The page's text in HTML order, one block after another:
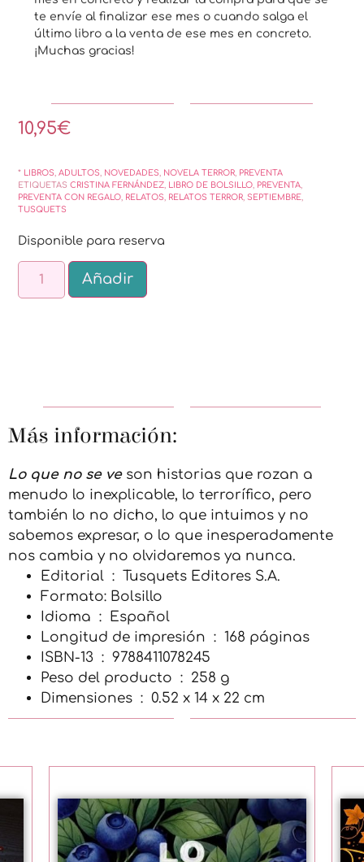
te envíe al finalizar ese mes o cuando salga el
último libro a la venta de ese mes en concreto.
¡Muchas gracias!
10,95€
* LIBROS ,ADULTOS NOVEDADES NOVELA TERROR PREVENTA
ETIQUETAS CRISTINA FERNÁNDEZ LIBRO DE BOLSILLO PREVENTA
PREVENTA CON REGALO RELATOS RELATOS TERROR ,SEPTIEMBRE
TUSQUETS
Disponible para reserva
Añadir
Más información:
Lo que no se veson historias que rozan a
menudo lo inexplicable, lo terrorífico, pero
también lo no dicho, lo que intuimos y no
sabemos expresar, o lo que inesperadamente
nos cambia y no olvidaremos ya nunca.
Editorial ‏ : ‎
Tusquets Editores S.A.
Formato: Bolsillo
Idioma ‏ : ‎
Español
Longitud de impresión ‏ : ‎ 168 páginas
ISBN-13 ‏ : ‎ 9788411078245
Peso del producto ‏ : ‎ 258 g
Dimensiones ‏ : ‎ 0.52 x 14 x 22 cm